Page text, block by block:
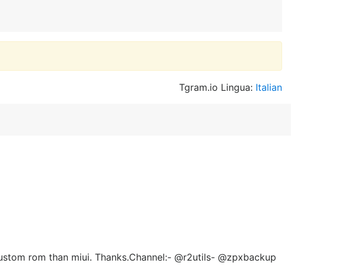
Tgram.io Lingua: Italian
rom than miui. Thanks.Channel:- @r2utils- @zpxbackup